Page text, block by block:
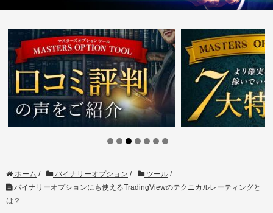
ホーム / バイナリーオプション / ツール /
バイナリーオプションにも使えるTradingViewのテクニカルレーティングと
は？